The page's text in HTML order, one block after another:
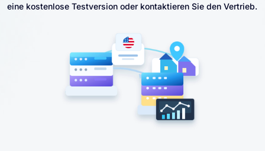
eine kostenlose Testversion oder kontaktieren Sie den Vertrieb.